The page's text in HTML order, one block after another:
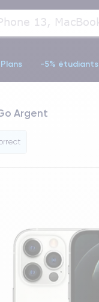
-5% étudiants
Argent